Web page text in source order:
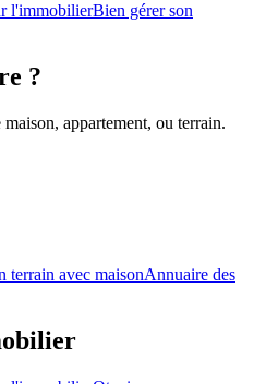
l'immobilierBien gérer son
?
appartement, ou terrain.
terrain avec maisonAnnuaire des